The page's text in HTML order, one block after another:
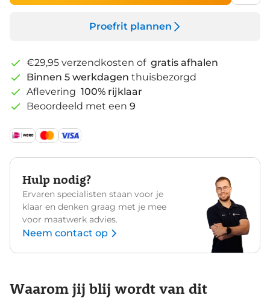
Proefrit plannen
€29,95 verzendkosten of gratis afhalen
Binnen 5 werkdagen thuisbezorgd
Aflevering 100% rijklaar
Beoordeeld met een 9
Hulp nodig?
Ervaren specialisten staan voor je
klaar en denken graag met je mee
voor maatwerk advies.
Neem contact op
Waarom jij blij wordt van dit